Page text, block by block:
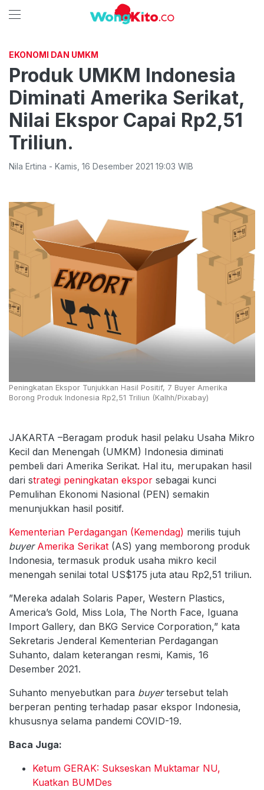
EKONOMI DAN UMKM
Produk UMKM Indonesia
Diminati Amerika Serikat,
Nilai Ekspor Capai Rp2,51
Triliun.
Nila Ertina - Kamis 16 Desember 2021 19:03 WIB
Peningkatan Ekspor Tunjukkan Hasil Positif, 7 Buyer Amerika
Borong Produk Indonesia Rp2,51 Triliun (Kalhh/Pixabay)
JAKARTA –Beragam produk hasil pelaku Usaha Mikro
Kecil dan Menengah (UMKM) Indonesia diminati
pembeli dari Amerika Serikat. Hal itu, merupakan hasil
dari strategi peningkatan ekspor sebagai kunci
Pemulihan Ekonomi Nasional (PEN) semakin
menunjukkan hasil positif.
Kementerian Perdagangan (Kemendag) merilis tujuh
buyer Amerika Serikat (AS) yang memborong produk
Indonesia, termasuk produk usaha mikro kecil
menengah senilai total US$175 juta atau Rp2,51 triliun.
”Mereka adalah Solaris Paper, Western Plastics,
America’s Gold, Miss Lola, The North Face, Iguana
Import Gallery, dan BKG Service Corporation,” kata
Sekretaris Jenderal Kementerian Perdagangan
Suhanto, dalam keterangan resmi, Kamis, 16
Desember 2021.
Suhanto menyebutkan para buyertersebut telah
berperan penting terhadap pasar ekspor Indonesia,
khususnya selama pandemi COVID-19.
Baca Juga:
Ketum GERAK: Sukseskan Muktamar NU,
Kuatkan BUMDes